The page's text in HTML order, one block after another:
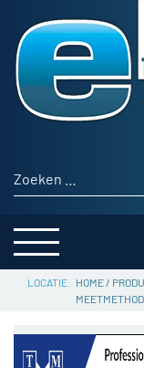
Zoeken naar:
HOME
PRODUCTNIEUWS
ACHTERGROND
THEMA’S
SERVICE
HOME/